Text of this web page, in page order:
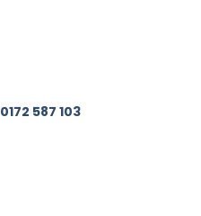
0172 587 103